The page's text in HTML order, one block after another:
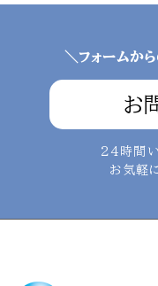
＼フォームか
お
24時間い
お気軽